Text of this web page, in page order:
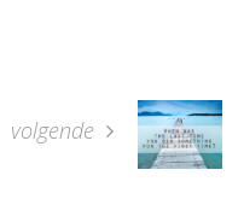
volgende